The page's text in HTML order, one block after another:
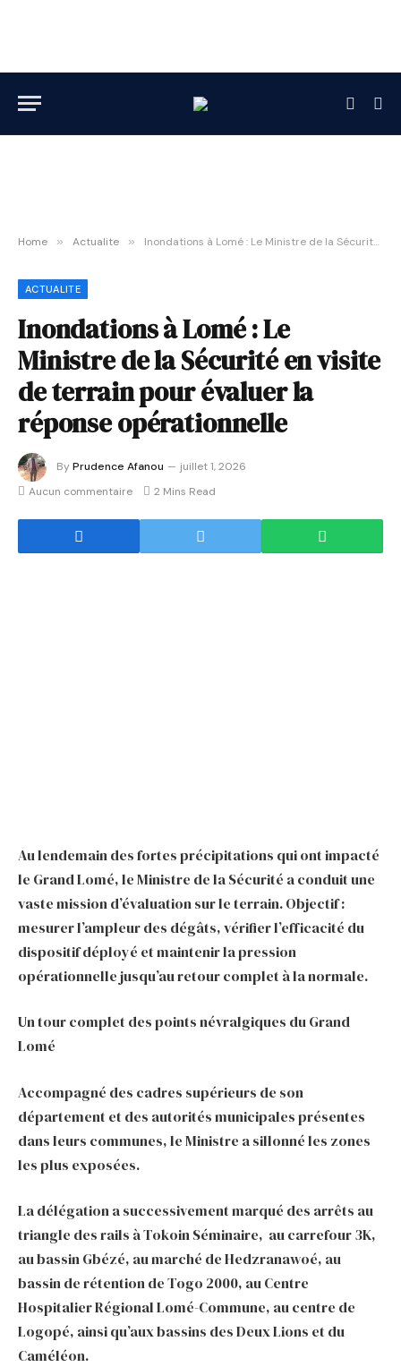
Home » Actualite » Inondations à Lomé : Le Ministre de la Sécurité en visite de terrain pour évaluer la réponse opérationnelle
ACTUALITE
Inondations à Lomé : Le
Ministre de la Sécurité en visite
de terrain pour évaluer la
réponse opérationnelle
ByPrudence Afanou
juillet 1, 2026
Aucun commentaire
2 Mins Read
Au lendemain des fortes précipitations qui ont impacté
le Grand Lomé, le Ministre de la Sécurité a conduit une
vaste mission d’évaluation sur le terrain. Objectif :
mesurer l’ampleur des dégâts, vérifier l’efficacité du
dispositif déployé et maintenir la pression
opérationnelle jusqu’au retour complet à la normale.
Un tour complet des points névralgiques du Grand
Lomé
Accompagné des cadres supérieurs de son
département et des autorités municipales présentes
dans leurs communes, le Ministre a sillonné les zones
les plus exposées.
La délégation a successivement marqué des arrêts au
triangle des rails à Tokoin Séminaire, au carrefour 3K,
au bassin Gbézé, au marché de Hedzranawoé, au
bassin de rétention de Togo 2000, au Centre
Hospitalier Régional Lomé-Commune, au centre de
Logopé, ainsi qu’aux bassins des Deux Lions et du
Caméléon.